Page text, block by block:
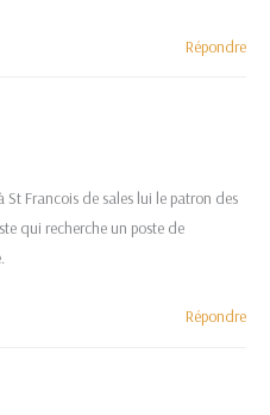
Répondre
St Francois de sales lui le patron des
qui recherche un poste de
Répondre